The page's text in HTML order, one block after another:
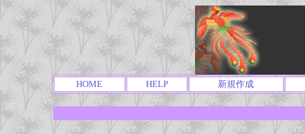
HOME HELP 新規作成